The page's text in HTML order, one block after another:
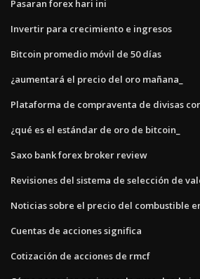
Pasaran forex hari ini
Invertir para crecimiento e ingresos
Bitcoin promedio móvil de 50 días
¿aumentará el precio del oro mañana_
Plataforma de compraventa de divisas
¿qué es el estándar de oro de bitcoin_
Saxo bank forex broker review
Revisiones del sistema de selección de
Noticias sobre el precio del combustible
Cuentas de acciones significa
Cotización de acciones de rmcf